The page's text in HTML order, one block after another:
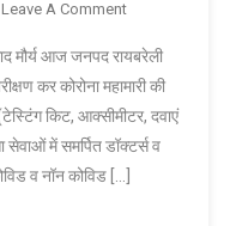
Leave A CommentOn
ने
सामुदायिक
स्वास्थ्य
केंद्र
ऊंचाहार(रायबरेली)
मौर्य आज जनपद रायबरेली
कर कोरोना महामारी की
किट, आक्सीमीटर, दवाएं
में समर्पित डॉक्टर्स व
व नॉन कोविड […]